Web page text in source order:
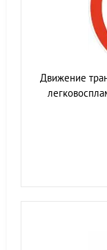
Движение